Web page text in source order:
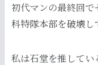
初代マンの最終回で
科特隊本部を破壊し
私は石堂を推してい